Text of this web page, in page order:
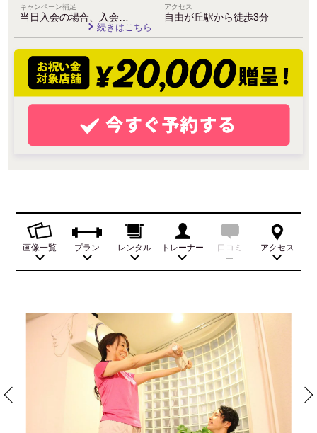
キャンペーン補足
当日入会の場合、入会…
続きはこちら
アクセス
自由が丘駅から徒歩3分
画像一覧 プラン レンタル トレーナー 口コミ アクセス